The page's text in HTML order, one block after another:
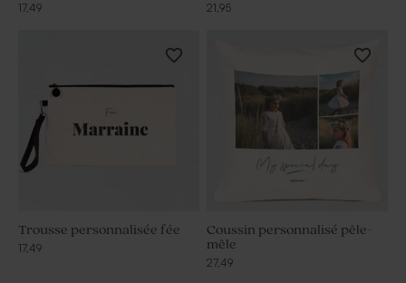
17,49 21,95
Trousse personnalisée fée
17,49
Coussin personnalisé pêle-
mêle
27,49